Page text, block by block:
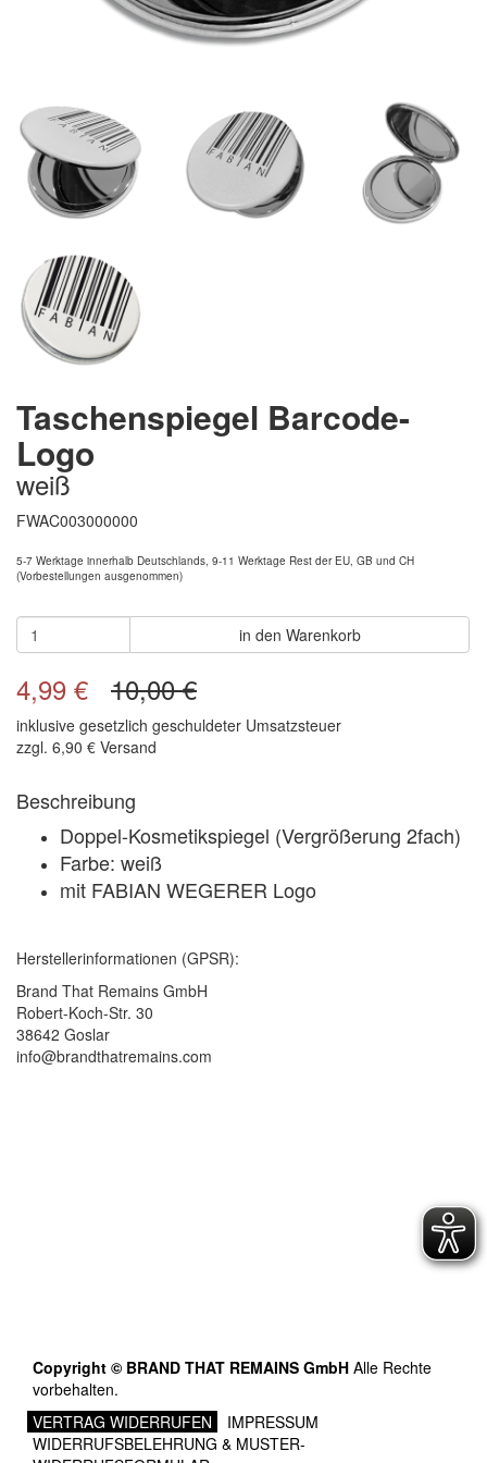
Taschenspiegel Barcode-
Logo
weiß
FWAC003000000
5-7 Werktage innerhalb Deutschlands, 9-11 Werktage Rest der EU, GB und CH
(Vorbestellungen ausgenommen)
in den Warenkorb
4,99 € 10,00 €
inklusive gesetzlich geschuldeter Umsatzsteuer
zzgl. 6,90 € Versand
Beschreibung
Doppel-Kosmetikspiegel (Vergrößerung 2fach)
Farbe: weiß
mit FABIAN WEGERER Logo
Herstellerinformationen (GPSR):
Brand That Remains GmbH
Robert-Koch-Str. 30
38642 Goslar
info@brandthatremains.com
Copyright © BRAND THAT REMAINS GmbH Alle Rechte
vorbehalten.
VERTRAG WIDERRUFEN
IMPRESSUM
WIDERRUFSBELEHRUNG & MUSTER-